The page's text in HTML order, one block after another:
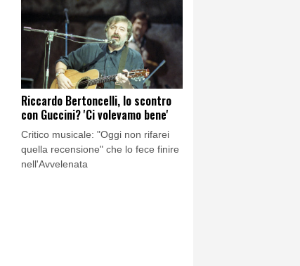
Riccardo Bertoncelli, lo scontro
con Guccini? 'Ci volevamo bene'
Critico musicale: "Oggi non rifarei
quella recensione" che lo fece finire
nell'Avvelenata